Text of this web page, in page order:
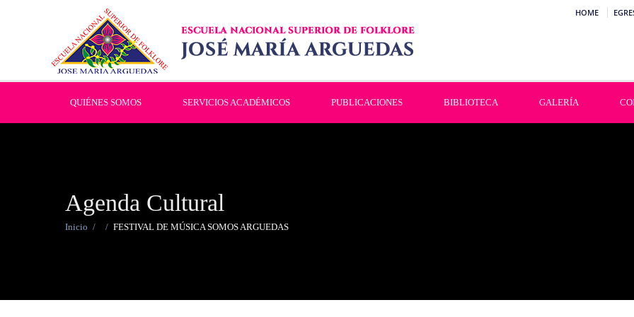
HOME
QUIÉNES SOMOS SERVICIOS ACADÉMICOS PUBLICACIONES BIBLIOTECA GALERÍA
Agenda Cultural
Inicio / / FESTIVAL DE MÚSICA SOMOS ARGUEDAS